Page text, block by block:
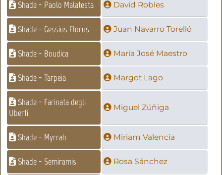
Shade - Paolo Malatesta David Robles
Shade - Gessius Florus Juan Navarro Torelló
Shade - Boudica María José Maestro
Shade - Tarpeia Margot Lago
Shade - Farinata degli
Uberti
Miguel Zúñiga
Shade - Myrrah Miriam Valencia
Shade - Semiramis Rosa Sánchez